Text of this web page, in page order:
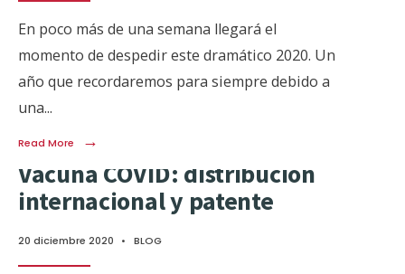
En poco más de una semana llegará el
momento de despedir este dramático 2020. Un
año que recordaremos para siempre debido a
una...
Read More →
Vacuna COVID: distribución
internacional y patente
20 diciembre 2020 • BLOG